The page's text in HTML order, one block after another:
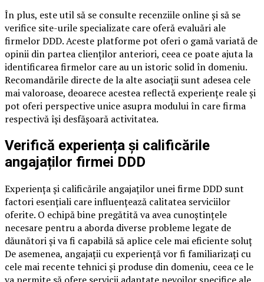
În plus, este util să se consulte recenziile online și să se
verifice site-urile specializate care oferă evaluări ale
firmelor DDD. Aceste platforme pot oferi o gamă variată de
opinii din partea clienților anteriori, ceea ce poate ajuta la
identificarea firmelor care au un istoric solid în domeniu.
Recomandările directe de la alte asociații sunt adesea cele
mai valoroase, deoarece acestea reflectă experiențe reale și
pot oferi perspective unice asupra modului în care firma
respectivă își desfășoară activitatea.
Verifică experiența și calificările
angajaților firmei DDD
Experiența și calificările angajaților unei firme DDD sunt
factori esențiali care influențează calitatea serviciilor
oferite. O echipă bine pregătită va avea cunoștințele
necesare pentru a aborda diverse probleme legate de
dăunători și va fi capabilă să aplice cele mai eficiente soluț
De asemenea, angajații cu experiență vor fi familiarizați cu
cele mai recente tehnici și produse din domeniu, ceea ce le